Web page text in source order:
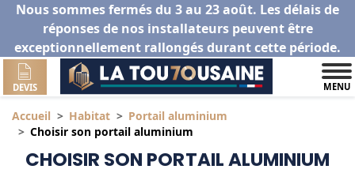
Nous sommes fermés du 3 au 23 août. Les délais de
réponses de nos installateurs peuvent être
exceptionnellement rallongés durant cette période.
DEVIS MENU
Accueil Habitat
Portail aluminium
Choisir son portail aluminium
CHOISIR SON PORTAIL ALUMINIUM